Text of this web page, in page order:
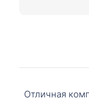
Отличная